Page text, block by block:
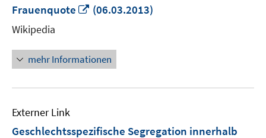
Frauenquote
In
öffnen
(06.03.2013)
Wikipedia
mehr Informationen
Externer Link
Geschlechtsspezifische Segregation innerhalb